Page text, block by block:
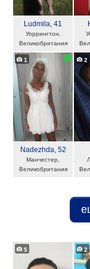
Ludmila, 41
Уоррингтон,
Великобритания
1
Nadezhda, 52
Манчестер,
Великобритания
2
5 2